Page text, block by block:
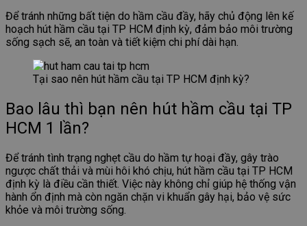
Để tránh những bất tiện do hầm cầu đầy, hãy chủ động lên kế
hoạch hút hầm cầu tại TP HCM định kỳ, đảm bảo môi trường
sống sạch sẽ, an toàn và tiết kiệm chi phí dài hạn.
Tại sao nên hút hầm cầu tại TP HCM định kỳ?
Bao lâu thì bạn nên hút hầm cầu tại TP
HCM 1 lần?
Để tránh tình trạng nghẹt cầu do hầm tự hoại đầy, gây trào
ngược chất thải và mùi hôi khó chịu, hút hầm cầu tại TP HCM
định kỳ là điều cần thiết. Việc này không chỉ giúp hệ thống vận
hành ổn định mà còn ngăn chặn vi khuẩn gây hại, bảo vệ sức
khỏe và môi trường sống.